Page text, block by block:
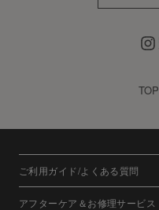
TOP
ご利用ガイド/よくある質問
アフターケア＆お修理サービス